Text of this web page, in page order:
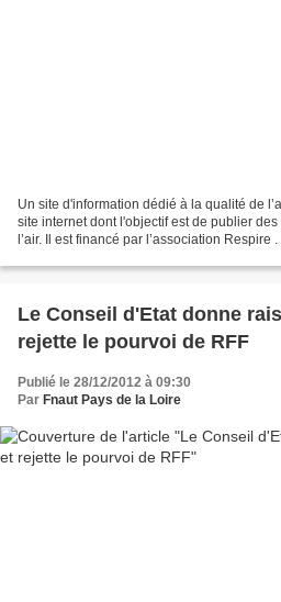
Un site d'information dédié à la qualité de
site internet dont l'objectif est de publier
l’air. Il est financé par l’association Respire
Le Conseil d'Etat donne
rejette le pourvoi de RFF
Publié le 28/12/2012 à 09:30
Par Fnaut Pays de la Loire